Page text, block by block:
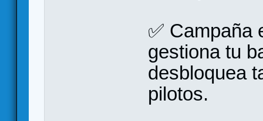
✅ Campaña
gestiona tu
desbloquea
pilotos.